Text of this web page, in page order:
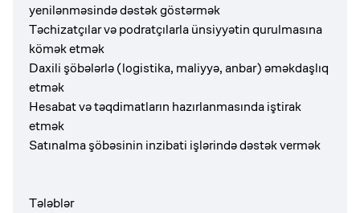
yenilənməsində dəstək göstərmək
Təchizatçılar və podratçılarla ünsiyyətin qurulmasına
kömək etmək
Daxili şöbələrlə (logistika, maliyyə, anbar) əməkdaşlıq
etmək
Hesabat və təqdimatların hazırlanmasında iştirak
etmək
Satınalma şöbəsinin inzibati işlərində dəstək vermək
Tələblər